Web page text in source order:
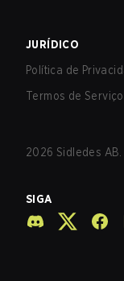
JURÍDICO
Política de
Termos de Serviço
2026 Sidledes
SIGA